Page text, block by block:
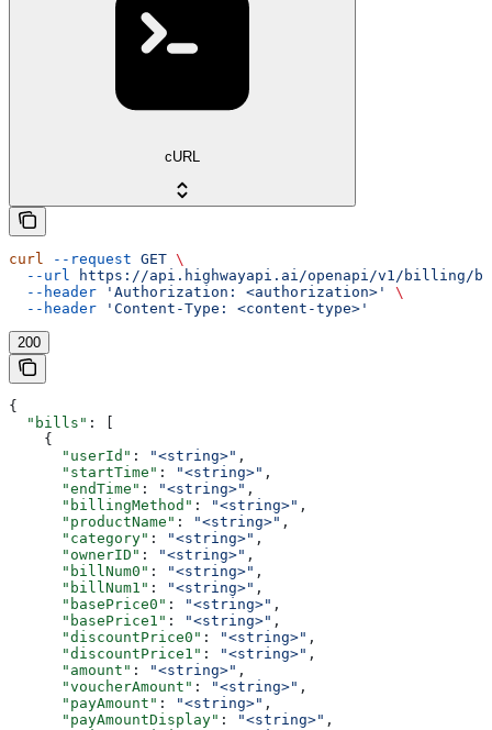
cURL
curl --request GET \
  --url
https://api.highwayapi.ai/openapi/v1/
  --header
'Authorization: <authorization>'
\
  --header
'Content-Type: <content-type>'
200
{
  "bills"
: [
    {
      "userId"
: "<string>" ,
      "startTime"
: "<string>" ,
      "endTime"
: "<string>" ,
      "billingMethod"
: "<string>" ,
      "productName"
: "<string>" ,
      "category"
: "<string>" ,
      "ownerID"
: "<string>" ,
      "billNum0"
: "<string>" ,
      "billNum1"
: "<string>" ,
      "basePrice0"
: "<string>" ,
      "basePrice1"
: "<string>" ,
      "discountPrice0"
: "<string>" ,
      "discountPrice1"
: "<string>" ,
      "amount"
: "<string>" ,
      "voucherAmount"
: "<string>" ,
      "payAmount"
: "<string>" ,
      "payAmountDisplay"
: "<string>" ,